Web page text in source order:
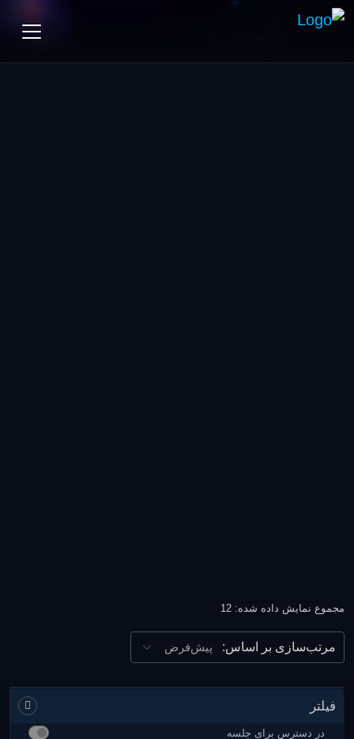
مجموع نمایش داده شده: 12
مرتب‌سازی بر اساس:
فیلتر
در دسترس برای جلسه